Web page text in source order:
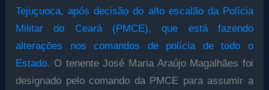
Tejuçuoca, após decisão do alto escalão da Polícia
Militar do Ceará (PMCE), que está fazendo
alterações nos comandos de polícia de todo o
Estado. O tenente José Maria Araújo Magalhães foi
designado pelo comando da PMCE para assumir a